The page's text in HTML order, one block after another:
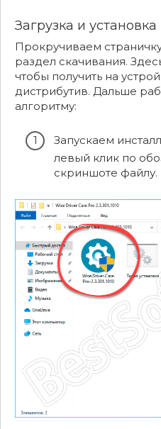
Загрузка и установка
Прокручиваем
раздел скачивания.
чтобы получить на
дистрибутив. Дальше
алгоритму:
Запускаем
левый клик по
скриншоте файлу.